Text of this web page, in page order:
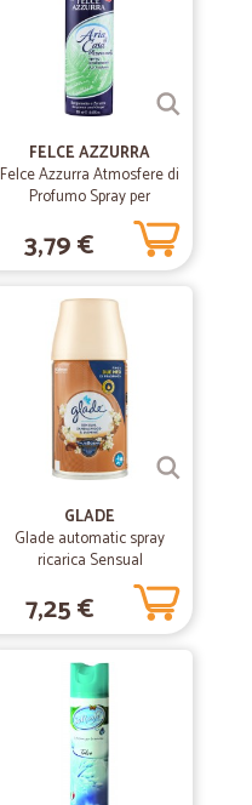
FELCE AZZURRA
Felce Azzurra Atmosfere di
Profumo Spray per
Ambienti Giardino Zen 250
ml.
3,79 €
GLADE
Glade automatic spray
ricarica Sensual
Sandalwood & Jasmine
269 ml.
7,25 €